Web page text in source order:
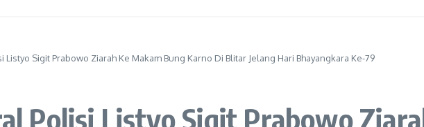
Listyo Sigit Prabowo Ziarah Ke Makam Bung Karno Di Blitar Jelang Hari Bhayangkara Ke-79
Polisi Listyo Sigit Prabowo